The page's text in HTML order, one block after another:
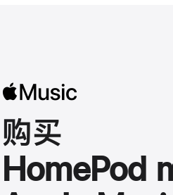
购买
HomePod